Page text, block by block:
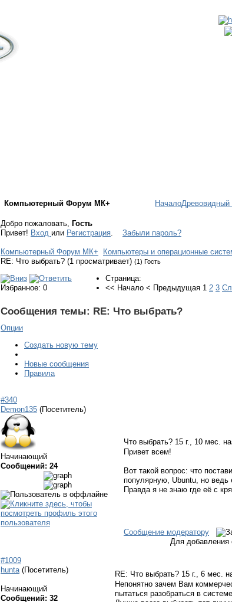
Компьютерный Форум МК+ НачалоДревовидный
Добро пожаловать, Гость
Привет! Вход или Регистрация. Забыли пароль?
Компьютерный Форум МК+ Компьютеры и операционные
RE: Что выбрать? (1 просматривает) (1) Гость
Избранное: 0
Страница:
<< Начало < Предыдущая 1 2 3
Сообщения темы: RE: Что выбрать?
Опции
Создать новую тему
Новые сообщения
Правила
#340
Demon135 (Посетитель)
Начинающий
Сообщений: 24
Что выбрать? 15 г., 10 мес.
Привет всем!
Вот такой вопрос: что
популярную, Ubuntu, но ведь
Правда я не знаю где её с
Сообщение модератору
Для добавления
#1009
hunta (Посетитель)
Начинающий
Сообщений: 32
RE: Что выбрать? 15 г., 6 мес.
Непонятно зачем Вам
пытаться разобраться в